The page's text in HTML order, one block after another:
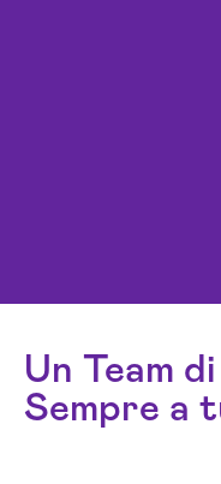
Un Team
Sempre a